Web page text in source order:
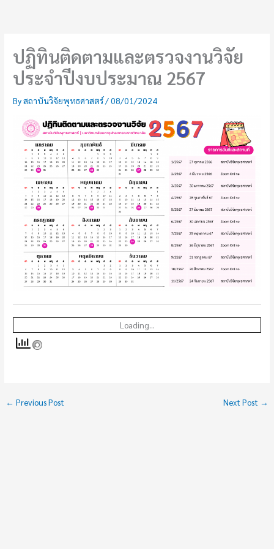
ปฏิทินติดตามและตรวจงานวิจัย
ประจำปีงบประมาณ 2567
Byสถาบันวิจัยพุทธศาสตร์/08/01/2024
Loading...
← Previous Post Next Post →